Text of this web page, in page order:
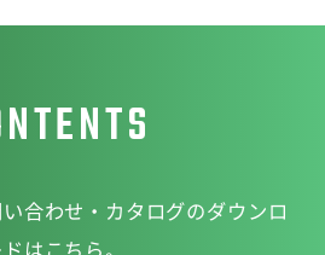
合わせ・カタログのダウンロ